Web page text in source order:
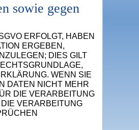
sowie gegen
ERFOLGT, HABEN
ERGEBEN,
DIES GILT
WENN SIE
DATEN NICHT MEHR
DIE VERARBEITUNG
VERARBEITUNG